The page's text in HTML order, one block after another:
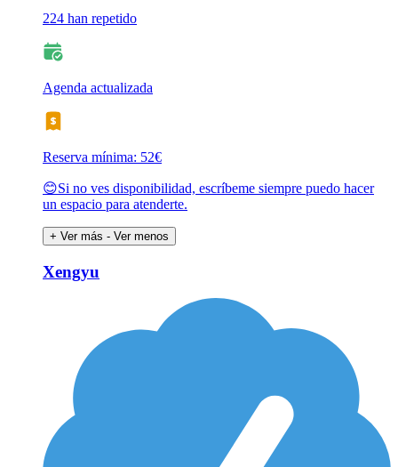
224 han repetido
Agenda actualizada
Reserva mínima: 52€
😊Si no ves disponibilidad, escríbeme siempre puedo hacer
un espacio para atenderte.
+ Ver más - Ver menos
Xengyu